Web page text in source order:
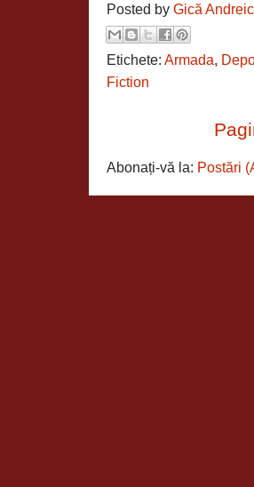
Posted by Gică
Etichete: Armada,
Fiction
Abonați-vă la: Postări